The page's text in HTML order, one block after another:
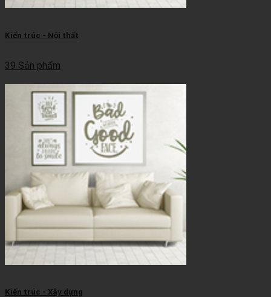
Kiến trúc - Nội thất
39 Sản phẩm
Kiến trúc - Xây dựng